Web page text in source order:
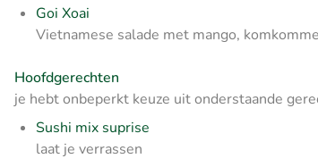
Goi Xoai
Vietnamese salade met mango,
Hoofdgerechten
je hebt onbeperkt keuze uit onderstaande
Sushi mix suprise
laat je verrassen